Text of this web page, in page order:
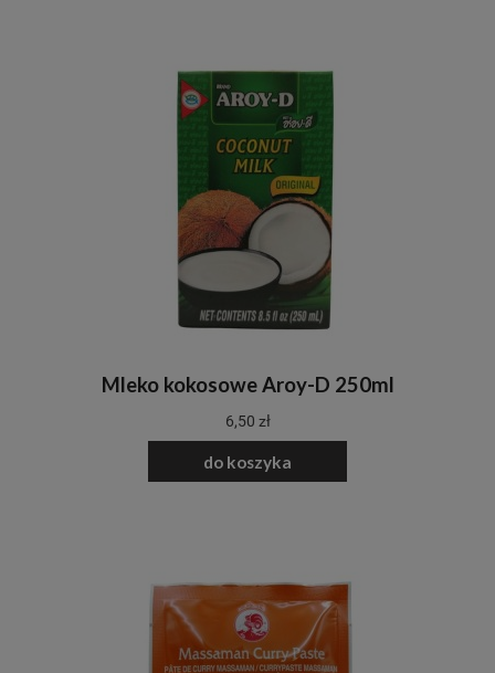
Mleko kokosowe Aroy-D 250ml
6,50 zł
do koszyka